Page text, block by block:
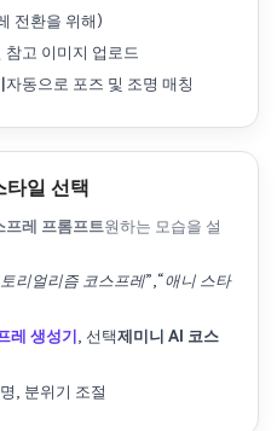
전환을 위해)
고 이미지 업로드
자동으로 포즈 및 조명 매칭
타일 선택
프레 프롬프트원하는 모습을 설
리얼리즘 코스프레”,“애니 스타
레 생성기 , 선택제미니 AI 코스
, 분위기 조절